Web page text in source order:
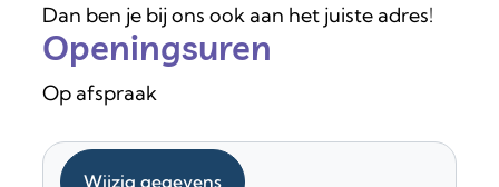
Dan ben je bij ons ook aan het juiste adres!
Openingsuren
Op afspraak
Wijzig gegevens